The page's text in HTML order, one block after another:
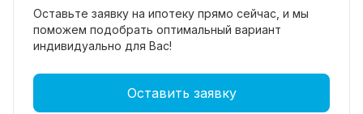
Оставьте заявку на ипотеку прямо сейчас, и мы
поможем подобрать оптимальный вариант
индивидуально для Вас!
Оставить заявку